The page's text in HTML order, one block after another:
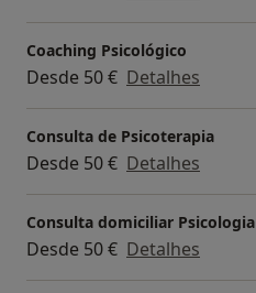
Coaching Psicológico
Desde 50 € Detalhes
Consulta de Psicoterapia
Desde 50 € Detalhes
Consulta domiciliar Psicologia
Desde 50 € Detalhes